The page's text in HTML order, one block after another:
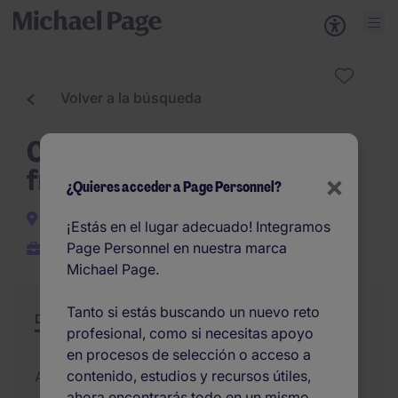
Volver a la búsqueda
Customer service mercado
francés - Jornada intensiva
Zaragoza Ciudad
Permanente
Descripción Resumen Otras ofertas
Actualizado el 03/08/2026
×
¿Quieres acceder a Page Personnel?
¡Estás en el lugar adecuado! Integramos
Page Personnel en nuestra marca
Michael Page.
Tanto si estás buscando un nuevo reto
profesional, como si necesitas apoyo
en procesos de selección o acceso a
contenido, estudios y recursos útiles,